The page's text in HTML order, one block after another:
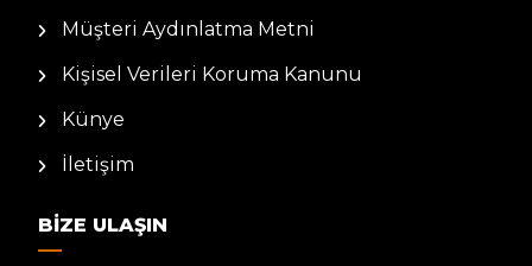
Müşteri Aydınlatma Metni
Kişisel Verileri Koruma Kanunu
Künye
İletişim
BIZE ULAŞIN